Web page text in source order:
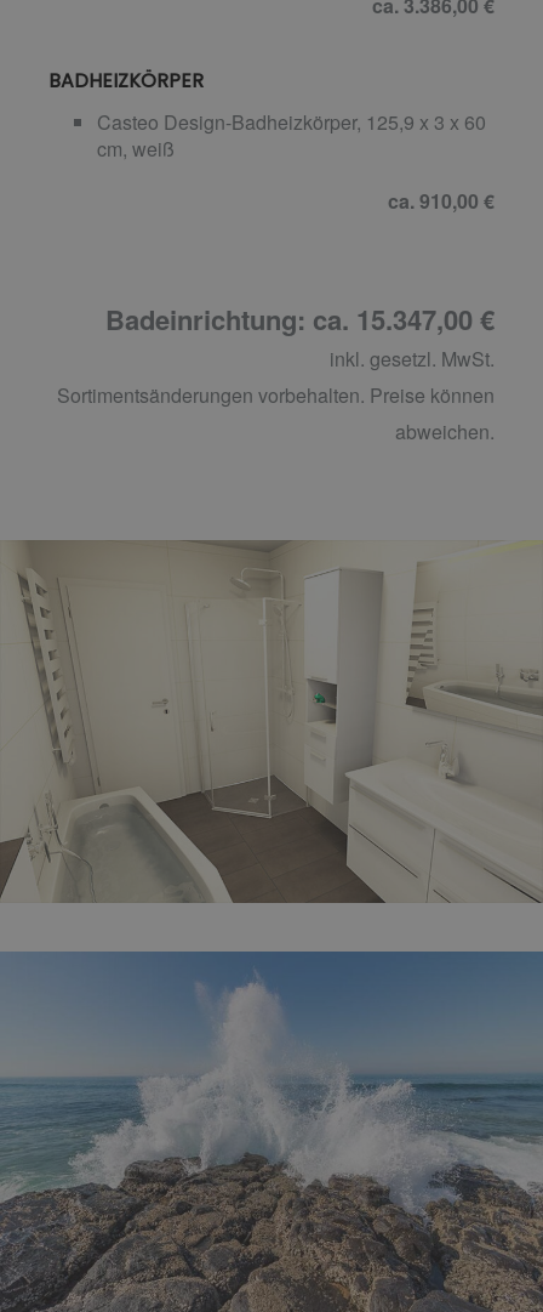
BADHEIZKÖRPER
Casteo Design-Badheizkörper, 125,9 x 3 x 60
cm, weiß
ca. 910,00 €
Badeinrichtung: ca. 15.347,00 €
inkl. gesetzl. MwSt.
Sortimentsänderungen vorbehalten. Preise können
abweichen.